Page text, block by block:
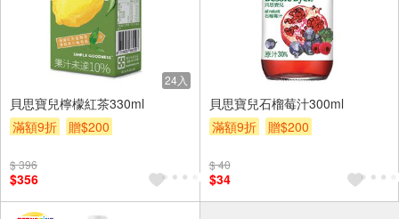
24入
貝思寶兒檸檬紅茶330ml
滿額9折
贈$200
$ 396
$356
貝思寶兒石榴莓汁300ml
滿額9折
贈$200
$ 40
$34